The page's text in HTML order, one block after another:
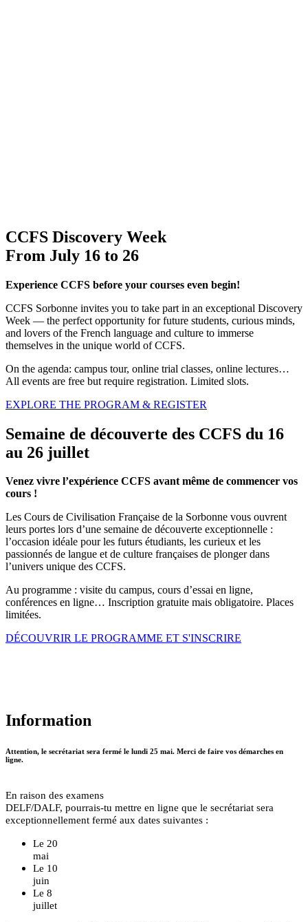
CCFS Discovery Week
From July 16 to 26
Experience CCFS before your courses even begin!
CCFS Sorbonne invites you to take part in an exceptional Discovery
Week — the perfect opportunity for future students, curious minds,
and lovers of the French language and culture to immerse
themselves in the unique world of CCFS.
On the agenda: campus tour, online trial classes, online lectures…
All events are free but require registration. Limited slots.
EXPLORE THE PROGRAM & REGISTER
Semaine de découverte des CCFS du 16
au 26 juillet
Venez vivre l’expérience CCFS avant même de commencer vos
cours !
Les Cours de Civilisation Française de la Sorbonne vous ouvrent
leurs portes lors d’une semaine de découverte exceptionnelle :
l’occasion idéale pour les futurs étudiants, les curieux et les
passionnés de langue et de culture françaises de plonger dans
l’univers unique des CCFS.
Au programme : visite du campus, cours d’essai en ligne,
conférences en ligne… Inscription gratuite mais obligatoire. Places
limitées.
DÉCOUVRIR LE PROGRAMME ET S'INSCRIRE
Information
Attention, le secrétariat sera fermé le lundi 25 mai. Merci de faire vos démarches en
ligne.
En raison des examens
DELF/DALF, pourrais-tu mettre en ligne que le secrétariat sera
exceptionnellement fermé aux dates suivantes :
Le 20
mai
Le 10
juin
Le 8
juillet